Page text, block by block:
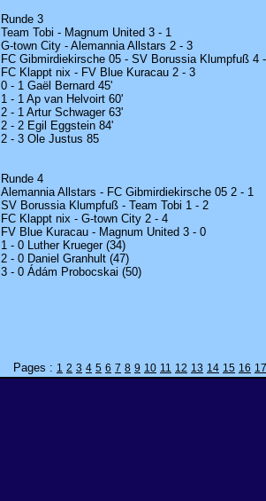
Runde 3
Team Tobi - Magnum United 3 - 1
G-town City - Alemannia Allstars 2 - 3
FC Gibmirdiekirsche 05 - SV Borussia Klumpfuß 4
FC Klappt nix - FV Blue Kuracau 2 - 3
0 - 1 Gaël Bernard 45'
1 - 1 Ap van Helvoirt 60'
2 - 1 Artur Schwager 63'
2 - 2 Egil Eggstein 84'
2 - 3 Ole Justus 85
Runde 4
Alemannia Allstars - FC Gibmirdiekirsche 05 2 - 1
SV Borussia Klumpfuß - Team Tobi 1 - 2
FC Klappt nix - G-town City 2 - 4
FV Blue Kuracau - Magnum United 3 - 0
1 - 0 Luther Krueger (34)
2 - 0 Daniel Granhult (47)
3 - 0 Ádám Probocskai (50)
Pages : 1 2 3 4 5 6 7 8 9 10 11 12 13 14 15 16 17